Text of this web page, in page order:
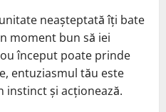
neașteptată îți bate
moment bun să iei
început poate prinde
entuziasmul tău este
instinct și acționează.